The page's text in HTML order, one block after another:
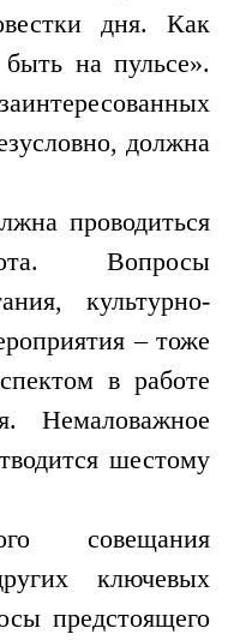
дня. Как
на пульсе».
должна
проводиться
Вопросы
культурно-
– тоже
в работе
Немаловажное
шестому
совещания
ключевых
предстоящего